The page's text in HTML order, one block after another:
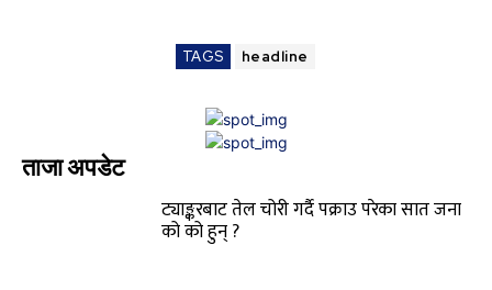
TAGS headline
ताजा अपडेट
ट्याङ्करबाट तेल चोरी गर्दै पक्राउ परेका सात जना
को को हुन् ?